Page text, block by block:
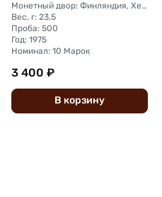
Монетный двор: Финляндия, Хельсинки-Вантаа
Вес, г: 23,5
Проба: 500
Год: 1975
Номинал: 10 Марок
3 400 ₽
В корзину